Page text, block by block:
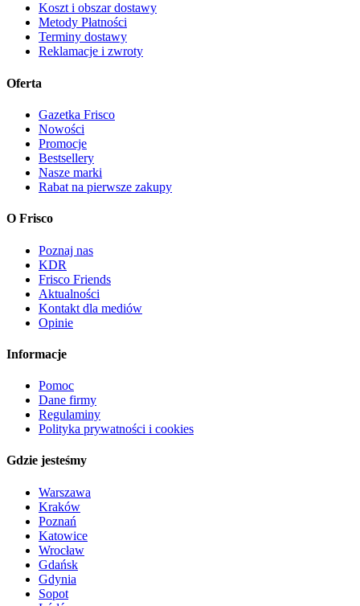
Koszt i obszar dostawy
Metody Płatności
Terminy dostawy
Reklamacje i zwroty
Oferta
Gazetka Frisco
Nowości
Promocje
Bestsellery
Nasze marki
Rabat na pierwsze zakupy
O Frisco
Poznaj nas
KDR
Frisco Friends
Aktualności
Kontakt dla mediów
Opinie
Informacje
Pomoc
Dane firmy
Regulaminy
Polityka prywatności i cookies
Gdzie jesteśmy
Warszawa
Kraków
Poznań
Katowice
Wrocław
Gdańsk
Gdynia
Sopot